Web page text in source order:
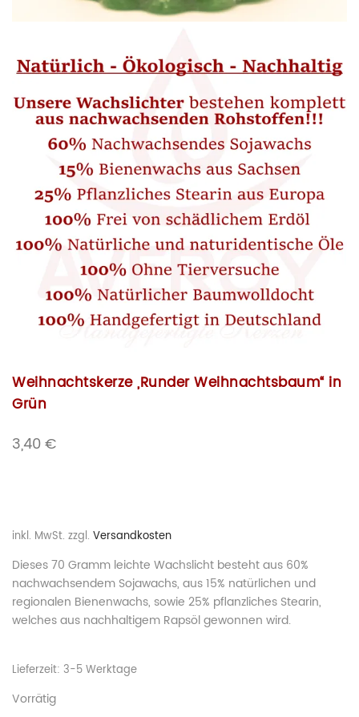
Weihnachtskerze „Runder Weihnachtsbaum“ in
Grün
3,40€
inkl. MwSt. zzgl. Versandkosten
Dieses 70 Gramm leichte Wachslicht besteht aus 60%
nachwachsendem Sojawachs, aus 15% natürlichen und
regionalen Bienenwachs, sowie 25% pflanzliches Stearin,
welches aus nachhaltigem Rapsöl gewonnen wird.
Lieferzeit: 3-5 Werktage
Vorrätig